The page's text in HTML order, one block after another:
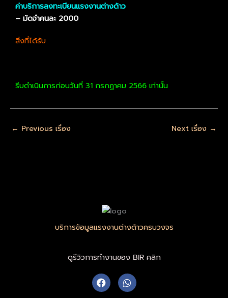
ค่าบริการลงทะเบียนแรงงานต่างด้าว
– มัดจำคนละ 2000
สิ่งที่ได้รับ
รีบดำเนินการก่อนวันที่ 31 กรกฏาคม 2566 เท่านั้น
← Previous เรื่อง Next เรื่อง →
บริการข้อมูลแรงงานต่างด้าวครบวงจร
ดูรีวิวการทำงานของ BIR คลิก
F
a
W
h